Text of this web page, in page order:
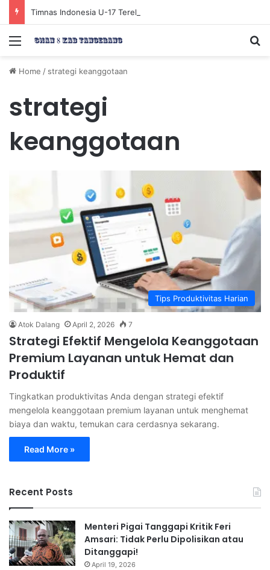
Menu
Home / strategi keanggotaan
strategi
keanggotaan
Tips Produktivitas Harian
Atok Dalang April 2, 2026 7
Strategi Efektif Mengelola Keanggotaan
Premium Layanan untuk Hemat dan
Produktif
Tingkatkan produktivitas Anda dengan strategi efektif
mengelola keanggotaan premium layanan untuk menghemat
biaya dan waktu, temukan cara cerdasnya sekarang.
Read More »
Recent Posts
Menteri Pigai Tanggapi Kritik Feri
Amsari: Tidak Perlu Dipolisikan atau
Ditanggapi!
April 19, 2026